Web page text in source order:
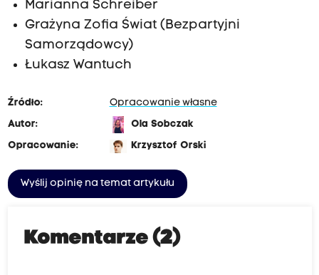
Marianna Schreiber
Grażyna Zofia Świat (Bezpartyjni
Samorządowcy)
Łukasz Wantuch
Źródło:
Opracowanie własne
Autor:
Ola Sobczak
Opracowanie:
Krzysztof Orski
Wyślij opinię na temat artykułu
Komentarze (2)